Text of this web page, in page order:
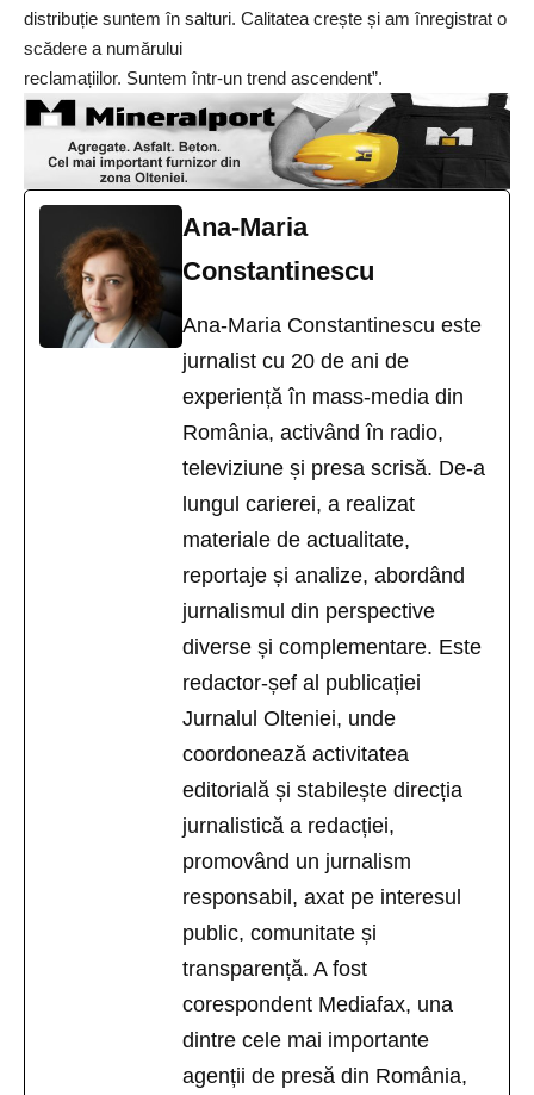
distribuție suntem în salturi. Calitatea crește și am înregistrat o
scădere a numărului
reclamațiilor. Suntem într-un trend ascendent”.
Ana-Maria
Constantinescu
Ana-Maria Constantinescu este
jurnalist cu 20 de ani de
experiență în mass-media din
România, activând în radio,
televiziune și presa scrisă. De-a
lungul carierei, a realizat
materiale de actualitate,
reportaje și analize, abordând
jurnalismul din perspective
diverse și complementare. Este
redactor-șef al publicației
Jurnalul Olteniei, unde
coordonează activitatea
editorială și stabilește direcția
jurnalistică a redacției,
promovând un jurnalism
responsabil, axat pe interesul
public, comunitate și
transparență. A fost
corespondent Mediafax, una
dintre cele mai importante
agenții de presă din România,